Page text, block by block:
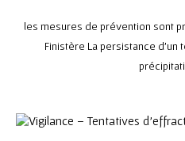
les mesures de prévention sont
Finistère La persistance d’un